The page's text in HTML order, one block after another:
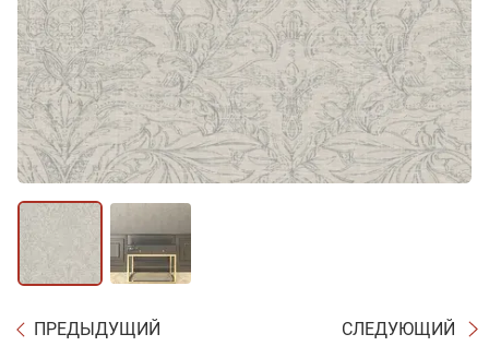
ПРЕДЫДУЩИЙ СЛЕДУЮЩИЙ